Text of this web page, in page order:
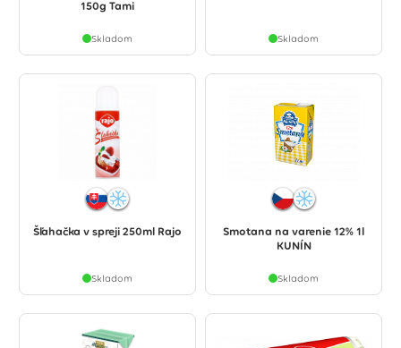
150g Tami
Skladom Skladom
Šľahačka v spreji 250ml Rajo
Skladom
Smotana na varenie 12% 1l
KUNÍN
Skladom